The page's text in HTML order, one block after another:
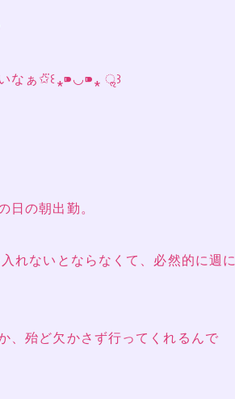
なぁ✩⃛꒰⁎⁍̴◡⁍̴⁎ ॢ꒱
日の朝出勤。
れないとならなくて、必然的に週に
、殆ど欠かさず行ってくれるんで